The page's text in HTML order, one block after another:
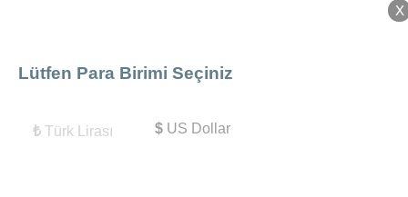
X
Lütfen Para Birimi Seçiniz
₺ Türk Lirası $US Dollar
X